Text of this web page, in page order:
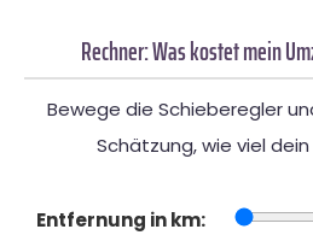
Rechner: Was kostet mein
Bewege die Schieberegler
Schätzung, wie viel
Entfernung in km: